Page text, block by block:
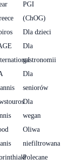
PGI
(ChOG)
Dla dzieci
Dla
gastronomii
Dla
seniorów
Dla
wegan
Oliwa
niefiltrowana
Polecane